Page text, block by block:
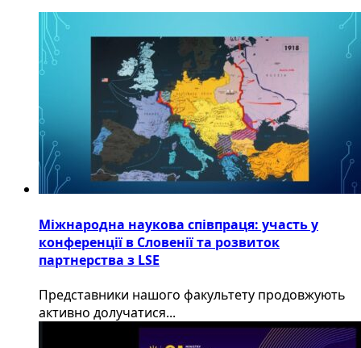
Міжнародна наукова співпраця: участь у
конференції в Словенії та розвиток
партнерства з LSE
​Представники нашого факультету продовжують
активно долучатися...